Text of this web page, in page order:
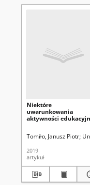
Niektóre
uwarunkowania
aktywności
Tomiło, Janusz Piotr
2019
artykuł